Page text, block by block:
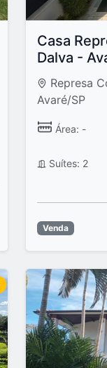
Casa
Dalva -
Represa
Avaré/SP
Área: -
Suítes: 2
Venda